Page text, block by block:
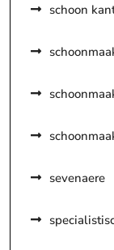
schoon
sevenaere